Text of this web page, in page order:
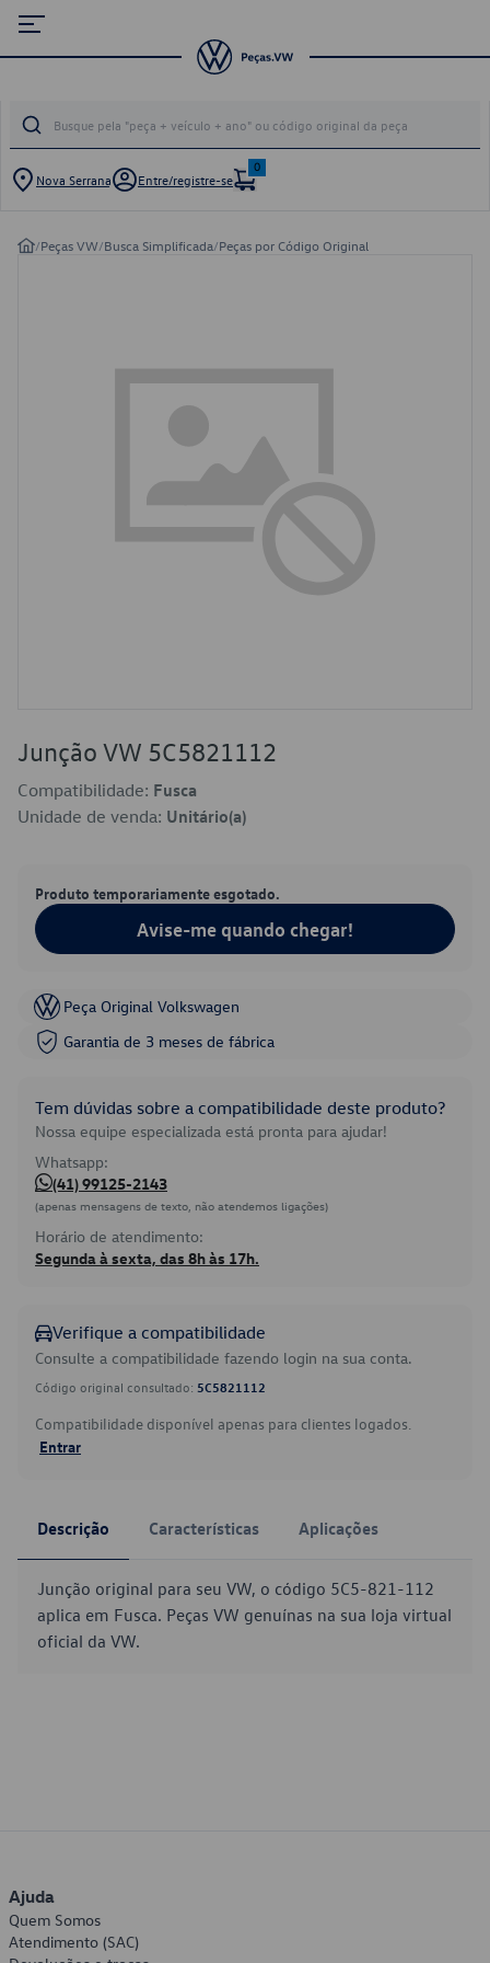
Nova Serrana Entre/registre-se
0
/Peças VW/Busca Simplificada/Peças por Código Original
Junção VW 5C5821112
Compatibilidade: Fusca
Unidade de venda: Unitário(a)
Produto temporariamente esgotado.
Avise-me quando chegar!
Peça Original Volkswagen
Garantia de 3 meses de fábrica
Tem dúvidas sobre a compatibilidade deste produto?
Nossa equipe especializada está pronta para ajudar!
Whatsapp:
(41) 99125-2143
(apenas mensagens de texto, não atendemos ligações)
Horário de atendimento:
Segunda à sexta, das 8h às 17h.
Verifique a compatibilidade
Consulte a compatibilidade fazendo login na sua conta.
Código original consultado: 5C5821112
Compatibilidade disponível apenas para clientes logados.
Entrar
Descrição Características Aplicações
Junção original para seu VW, o código 5C5-821-112
aplica em Fusca. Peças VW genuínas na sua loja virtual
oficial da VW.
Ajuda
Quem Somos
Atendimento (SAC)